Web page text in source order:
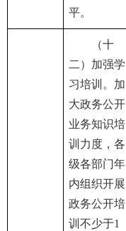
平。
（十
二）加强学
习培训。加
大政务公开
业务知识培
训力度，各
级各部门年
内组织开展
政务公开培
训不少于1